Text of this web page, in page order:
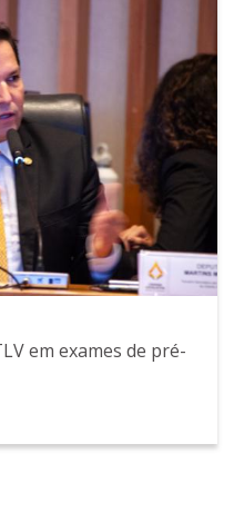
em exames de pré-